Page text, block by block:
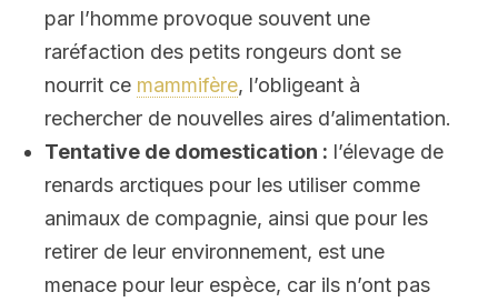
par l’homme provoque souvent une
raréfaction des petits rongeurs dont se
nourrit ce mammifère, l’obligeant à
rechercher de nouvelles aires d’alimentation.
Tentative de domestication : l’élevage de
renards arctiques pour les utiliser comme
animaux de compagnie, ainsi que pour les
retirer de leur environnement, est une
menace pour leur espèce, car ils n’ont pas